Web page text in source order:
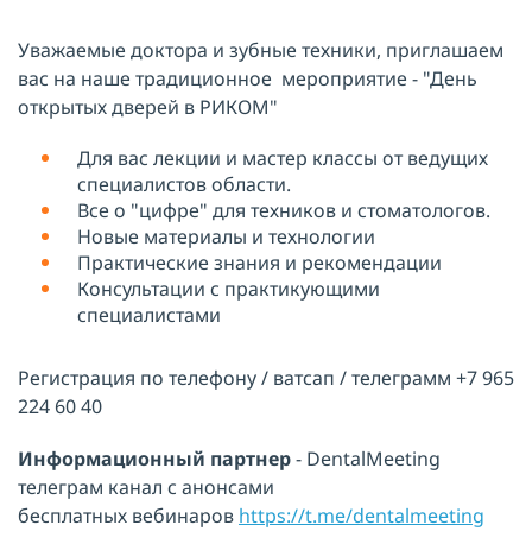
ОТПРАВИТЬ
Уважаемые доктора и зубные техники, приглашаем
вас на наше традиционное мероприятие - "День
открытых дверей в РИКОМ"
Для вас лекции и мастер классы от ведущих
специалистов области.
Все о "цифре" для техников и стоматологов.
Новые материалы и технологии
Практические знания и рекомендации
Консультации с практикующими
специалистами
Регистрация по телефону / ватсап / телеграмм +7 965
224 60 40
Информационный партнер- DentalMeeting
телеграм канал с анонсами
бесплатных вебинаров https://t.me/dentalmeeting